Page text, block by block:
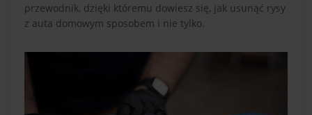
przewodnik, dzięki któremu dowiesz się, jak usunąć rysy
z auta domowym sposobem i nie tylko.